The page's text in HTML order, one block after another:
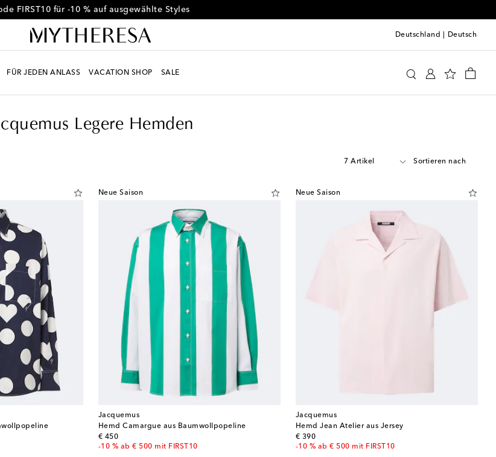
Sie -10 % auf Ihre erste Bestellung ab € 500
Deutschland Deutsch
FÜR JEDEN ANLASS VACATION SHOP SALE
Legere Hemden
7 Artikel Sortieren nach
Neue Saison
Jacquemus
Hemd Camargue aus Baumwollpopeline
€ 450
original price
-10 % ab € 500 mit FIRST10
Neue Saison
Jacquemus
Hemd Jean Atelier aus Jersey
€ 390
original price
-10 % ab € 500 mit FIRST10